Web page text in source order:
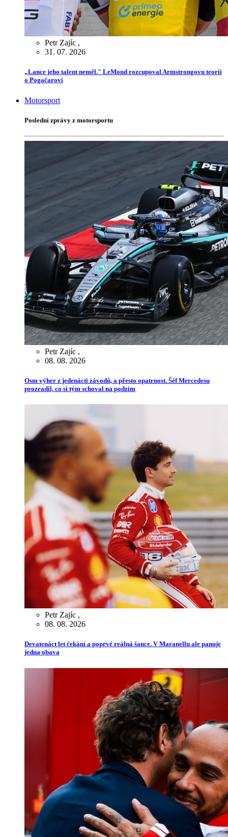
Petr Zajíc ,
31. 07. 2026
„Lance jeho talent neměl." LeMond rozcupoval Armstrongovu teorii
o Pogačarovi
Motorsport
Poslední zprávy z motorsportu
Petr Zajíc ,
08. 08. 2026
Osm výher z jedenácti závodů, a přesto opatrnost. Šéf Mercedesu
prozradil, co si tým schoval na podzim
Petr Zajíc ,
08. 08. 2026
Devatenáct let čekání a poprvé reálná šance. V Maranellu ale panuje
jedna obava